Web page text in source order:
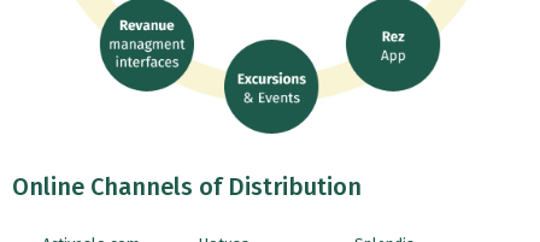
Online Channels of Distribution